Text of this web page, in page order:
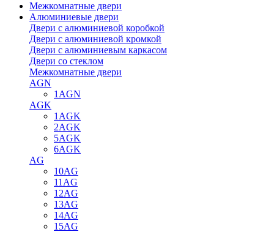
Межкомнатные двери
Алюминиевые двери
Двери с алюминиевой коробкой
Двери с алюминиевой кромкой
Двери с алюминиевым каркасом
Двери со стеклом
Межкомнатные двери
AGN
1AGN
AGK
1AGK
2AGK
5AGK
6AGK
AG
10AG
11AG
12AG
13AG
14AG
15AG